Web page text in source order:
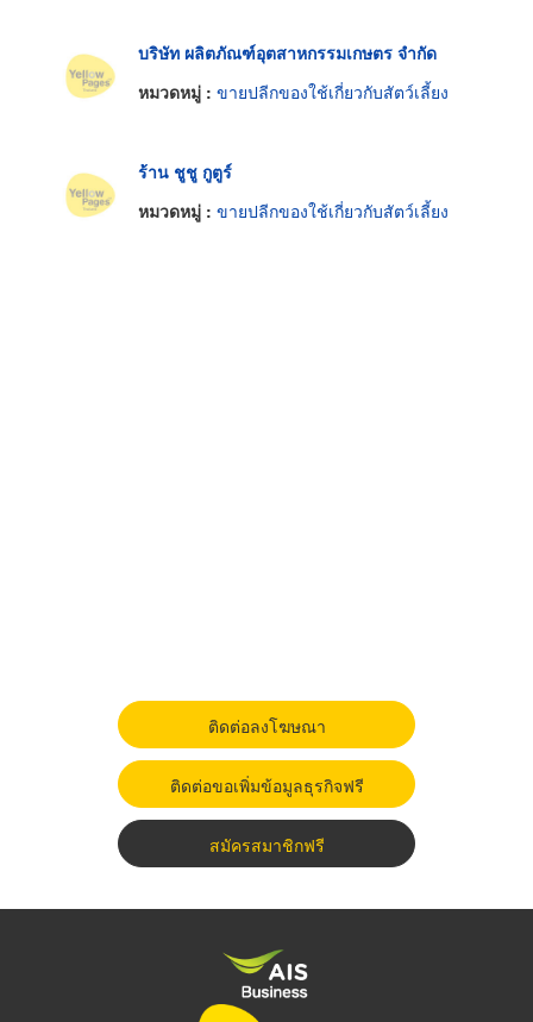
บริษัท ผลิตภัณฑ์อุตสาหกรรมเกษตร จำกัด
หมวดหมู่ : ขายปลีกของใช้เกี่ยวกับสัตว์เลี้ยง
ร้าน ชูชู กูตูร์
หมวดหมู่ : ขายปลีกของใช้เกี่ยวกับสัตว์เลี้ยง
ติดต่อลงโฆษณา
ติดต่อขอเพิ่มข้อมูลธุรกิจฟรี
สมัครสมาชิกฟรี